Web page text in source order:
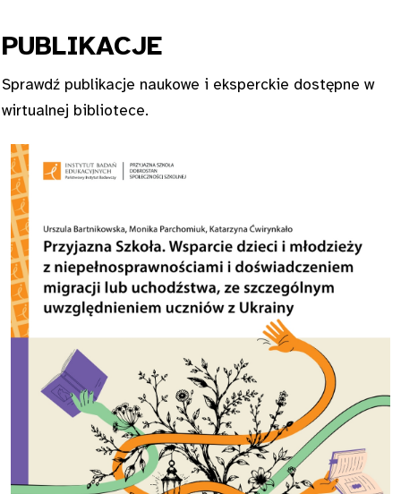
PUBLIKACJE
Sprawdź publikacje naukowe i eksperckie dostępne w
wirtualnej bibliotece.